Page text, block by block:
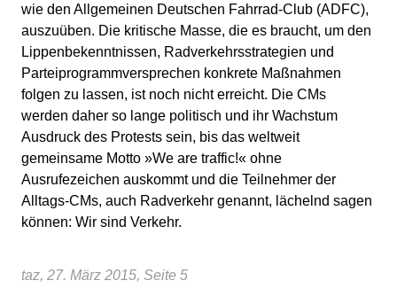
wie den Allgemeinen Deutschen Fahrrad-Club (ADFC),
auszuüben. Die kritische Masse, die es braucht, um den
Lippenbekenntnissen, Radverkehrsstrategien und
Parteiprogrammversprechen konkrete Maßnahmen
folgen zu lassen, ist noch nicht erreicht. Die CMs
werden daher so lange politisch und ihr Wachstum
Ausdruck des Protests sein, bis das weltweit
gemeinsame Motto »We are traffic!« ohne
Ausrufezeichen auskommt und die Teilnehmer der
Alltags-CMs, auch Radverkehr genannt, lächelnd sagen
können: Wir sind Verkehr.
taz, 27. März 2015, Seite 5